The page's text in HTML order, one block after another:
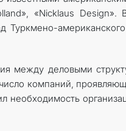
«Nicklaus Design».
между деловыми
компаний,
необходимость